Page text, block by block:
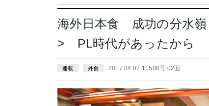
海外日本食 成功の分水嶺
> PL時代があったから
連載 外食 2017.04.07 11508号 02面